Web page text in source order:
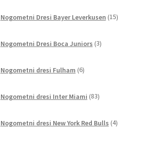
Nogometni Dresi Bayer Leverkusen 15izdelkov
Nogometni Dresi Boca Juniors 3izdelki
Nogometni dresi Fulham 6izdelkov
Nogometni dresi Inter Miami 83izdelkov
Nogometni dresi New York Red Bulls 4izdelki